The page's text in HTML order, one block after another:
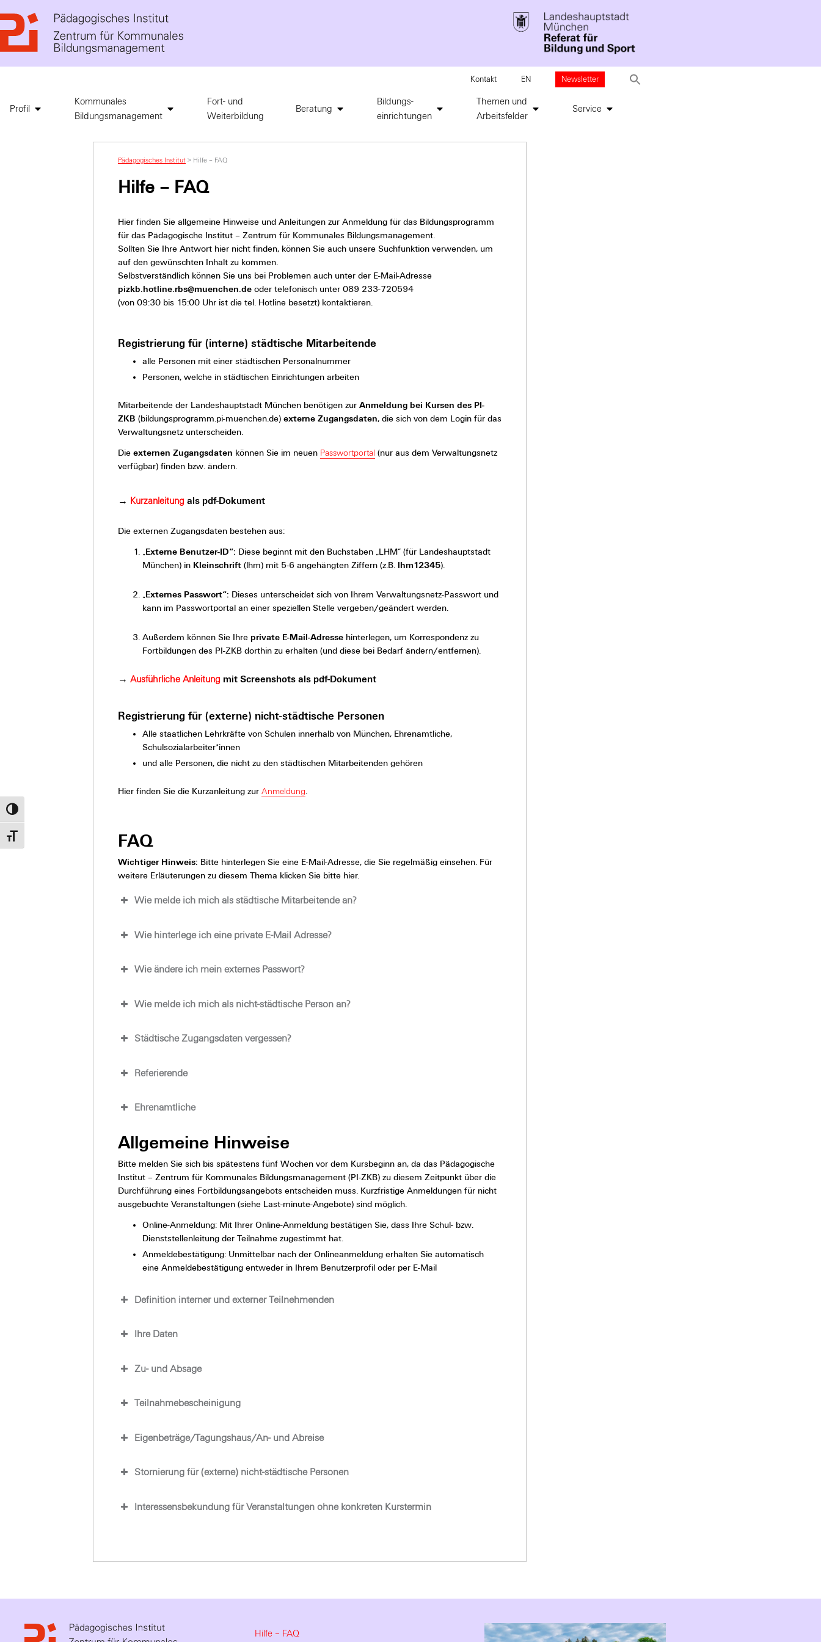
Umschalten auf hohe Kontraste
Schrift vergrößern
Kontakt EN Newsletter
Profil
Kommunales
Bildungsmanagement
Fort- und
Weiterbildung
Beratung
Bildungs-
einrichtungen
Themen und
Arbeitsfelder
Service
Pädagogisches Institut > Hilfe – FAQ
Hilfe – FAQ
Hier finden Sie allgemeine Hinweise und Anleitungen zur Anmeldung für das Bildungsprogramm
für das Pädagogische Institut – Zentrum für Kommunales Bildungsmanagement.
Sollten Sie Ihre Antwort hier nicht finden, können Sie auch unsere Suchfunktion verwenden, um
auf den gewünschten Inhalt zu kommen.
Selbstverständlich können Sie uns bei Problemen auch unter der E-Mail-Adresse
pizkb.hotline.rbs@muenchen.de oder telefonisch unter 089 233-720594
(von 09:30 bis 15:00 Uhr ist die tel. Hotline besetzt) kontaktieren.
Registrierung für (interne) städtische Mitarbeitende
alle Personen mit einer städtischen Personalnummer
Personen, welche in städtischen Einrichtungen arbeiten
Mitarbeitende der Landeshauptstadt München benötigen zur Anmeldung bei Kursen des PI-
ZKB (bildungsprogramm.pi-muenchen.de) externe Zugangsdaten, die sich von dem Login für das
Verwaltungsnetz unterscheiden.
Die externen Zugangsdaten können Sie im neuen Passwortportal (nur aus dem Verwaltungsnetz
verfügbar) finden bzw. ändern.
→ Kurzanleitung als pdf-Dokument
Die externen Zugangsdaten bestehen aus:
„Externe Benutzer-ID“: Diese beginnt mit den Buchstaben „LHM“ (für Landeshauptstadt
München) in Kleinschrift (lhm) mit 5-6 angehängten Ziffern (z.B. lhm12345).
„Externes Passwort“: Dieses unterscheidet sich von Ihrem Verwaltungsnetz-Passwort und
kann im Passwortportal an einer speziellen Stelle vergeben/geändert werden.
Außerdem können Sie Ihre private E-Mail-Adresse hinterlegen, um Korrespondenz zu
Fortbildungen des PI-ZKB dorthin zu erhalten (und diese bei Bedarf ändern/entfernen).
→ Ausführliche Anleitung mit Screenshots als pdf-Dokument
Registrierung für (externe) nicht-städtische Personen
Alle staatlichen Lehrkräfte von Schulen innerhalb von München, Ehrenamtliche,
Schulsozialarbeiter*innen
und alle Personen, die nicht zu den städtischen Mitarbeitenden gehören
Hier finden Sie die Kurzanleitung zur Anmeldung.
FAQ
Wichtiger Hinweis: Bitte hinterlegen Sie eine E-Mail-Adresse, die Sie regelmäßig einsehen. Für
weitere Erläuterungen zu diesem Thema klicken Sie bitte hier.
Wie melde ich mich als städtische Mitarbeitende an?
Wie hinterlege ich eine private E-Mail Adresse?
Wie ändere ich mein externes Passwort?
Wie melde ich mich als nicht-städtische Person an?
01:23
P
l
a
Städtische Zugangsdaten vergessen?
Referierende
Ehrenamtliche
Allgemeine Hinweise
Bitte melden Sie sich bis spätestens fünf Wochen vor dem Kursbeginn an, da das Pädagogische
Institut – Zentrum für Kommunales Bildungsmanagement (PI-ZKB) zu diesem Zeitpunkt über die
Durchführung eines Fortbildungsangebots entscheiden muss. Kurzfristige Anmeldungen für nicht
ausgebuchte Veranstaltungen (siehe Last-minute-Angebote) sind möglich.
Online-Anmeldung: Mit Ihrer Online-Anmeldung bestätigen Sie, dass Ihre Schul- bzw.
Dienststellenleitung der Teilnahme zugestimmt hat.
Anmeldebestätigung: Unmittelbar nach der Onlineanmeldung erhalten Sie automatisch
eine Anmeldebestätigung entweder in Ihrem Benutzerprofil oder per E-Mail
Definition interner und externer Teilnehmenden
Ihre Daten
Zu- und Absage
Teilnahmebescheinigung
Eigenbeträge/Tagungshaus/An- und Abreise
Stornierung für (externe) nicht-städtische Personen
Interessensbekundung für Veranstaltungen ohne konkreten Kurstermin
Hilfe – FAQ